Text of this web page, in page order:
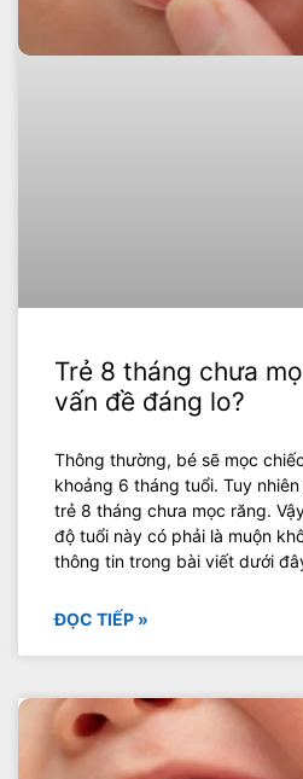
Trẻ 8 tháng chưa
vấn đề đáng lo?
Thông thường, bé sẽ mọc
khoảng 6 tháng tuổi. Tuy
trẻ 8 tháng chưa mọc răng.
độ tuổi này có phải là muộn
thông tin trong bài viết dưới
ĐỌC TIẾP »